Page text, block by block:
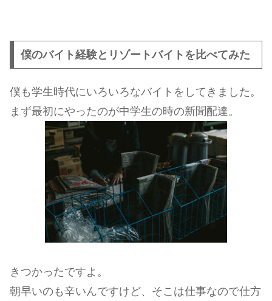
僕のバイト経験とリゾートバイトを比べてみた
僕も学生時代にいろいろなバイトをしてきました。
まず最初にやったのが中学生の時の新聞配達。
きつかったですよ。
朝早いのも辛いんですけど、そこは仕事なので仕方